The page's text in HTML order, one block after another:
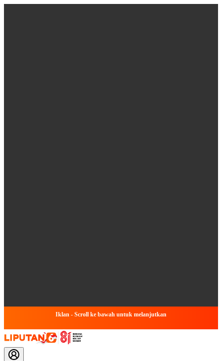
Iklan - Scroll ke bawah untuk melanjutkan